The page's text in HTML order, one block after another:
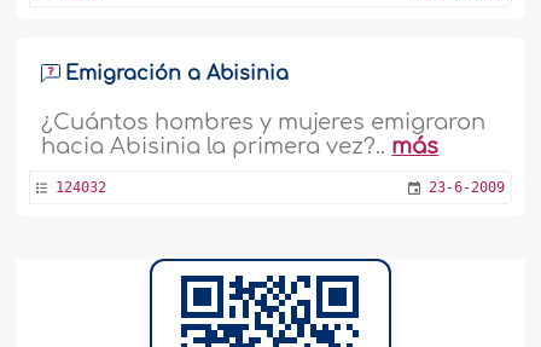
Emigración a Abisinia
¿Cuántos hombres y mujeres emigraron
hacia Abisinia la primera vez?.. más
124032 23-6-2009